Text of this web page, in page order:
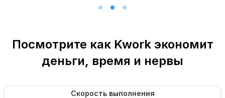
Посмотрите как Kwork экономит
деньги, время и нервы
Скорость выполнения